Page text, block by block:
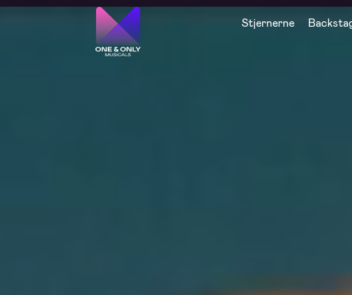
Stjernerne